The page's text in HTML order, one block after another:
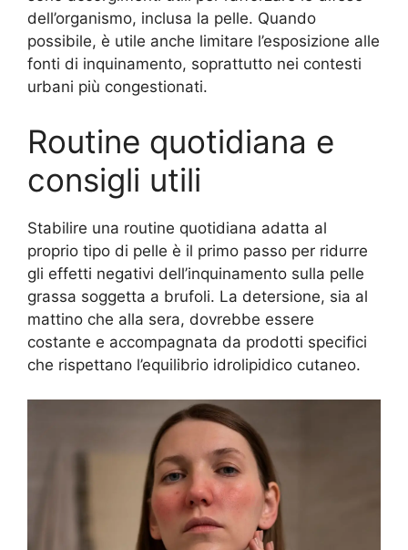
dell’organismo, inclusa la pelle. Quando
possibile, è utile anche limitare l’esposizione alle
fonti di inquinamento, soprattutto nei contesti
urbani più congestionati.
Routine quotidiana e
consigli utili
Stabilire una routine quotidiana adatta al
proprio tipo di pelle è il primo passo per ridurre
gli effetti negativi dell’inquinamento sulla pelle
grassa soggetta a brufoli. La detersione, sia al
mattino che alla sera, dovrebbe essere
costante e accompagnata da prodotti specifici
che rispettano l’equilibrio idrolipidico cutaneo.